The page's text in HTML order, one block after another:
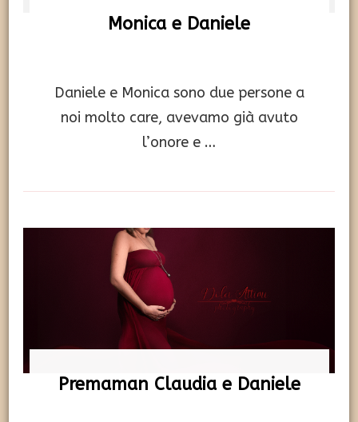
Monica e Daniele
Daniele e Monica sono due persone a
noi molto care, avevamo già avuto
l’onore e …
Premaman Claudia e Daniele